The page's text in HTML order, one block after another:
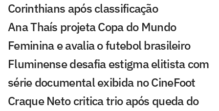
Corinthians após classificação
Ana Thaís projeta Copa do Mundo
Feminina e avalia o futebol brasileiro
Fluminense desafia estigma elitista com
série documental exibida no CineFoot
Craque Neto critica trio após queda do